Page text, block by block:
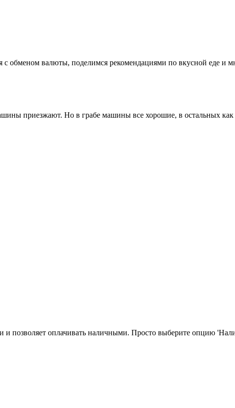
с обменом валюты, поделимся рекомендациями по вкусной еде и
приезжают. Но в грабе машины все хорошие, в остальных как
позволяет оплачивать наличными. Просто выберите опцию